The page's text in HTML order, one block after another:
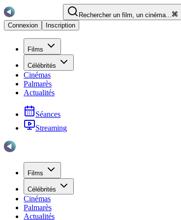
Rechercher un film, un cinéma...
Connexion
Inscription
Films
Célébrités
Cinémas
Palmarès
Actualités
Séances
Streaming
Films
Célébrités
Cinémas
Palmarès
Actualités